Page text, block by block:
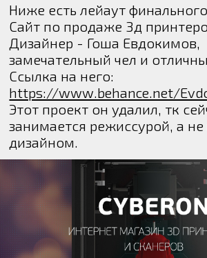
Ниже есть лейаут
Сайт по продаже 3д
Дизайнер - Гоша Евдокимов,
замечательный чел и
Ссылка на него:
https://www.behance.net/
Этот проект он удалил, тк
занимается режиссурой, а не
дизайном.